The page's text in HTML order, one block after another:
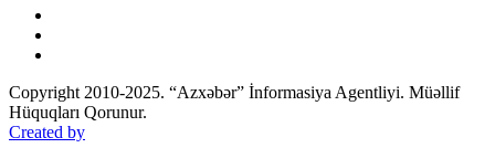
Copyright 2010-2025. “Azxəbər” İnformasiya Agentliyi. Müəllif
Hüquqları Qorunur.
Created by